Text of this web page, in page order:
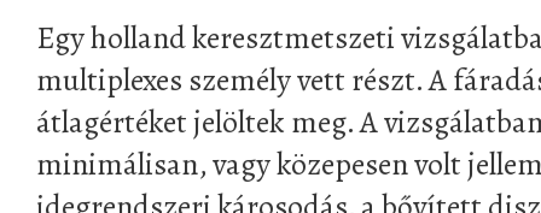
Egy holland keresztmetszeti
multiplexes személy vett részt. A
átlagértéket jelöltek meg. A
minimálisan, vagy közepesen volt